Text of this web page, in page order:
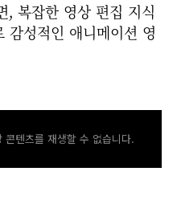
복잡한 영상 편집 지식
감성적인 애니메이션 영
텐츠를 재생할 수 없습니다.